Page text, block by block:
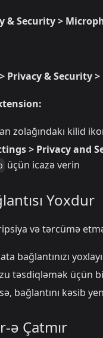
& Security >
Privacy & Security
zolağındakı kilid
> Privacy and
üçün icazə verin
Yoxdur
və tərcümə
bağlantınızı
təsdiqləmək üçün
bağlantını kəsib
ə Çatmır